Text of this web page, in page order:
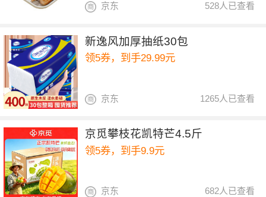
528人已查看
京东
新逸风加厚抽纸30包
领5券，到手29.99元
1265人已查看
京东
京觅攀枝花凯特芒4.5斤
领5券，到手9.9元
682人已查看
京东